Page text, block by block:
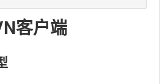
客户端